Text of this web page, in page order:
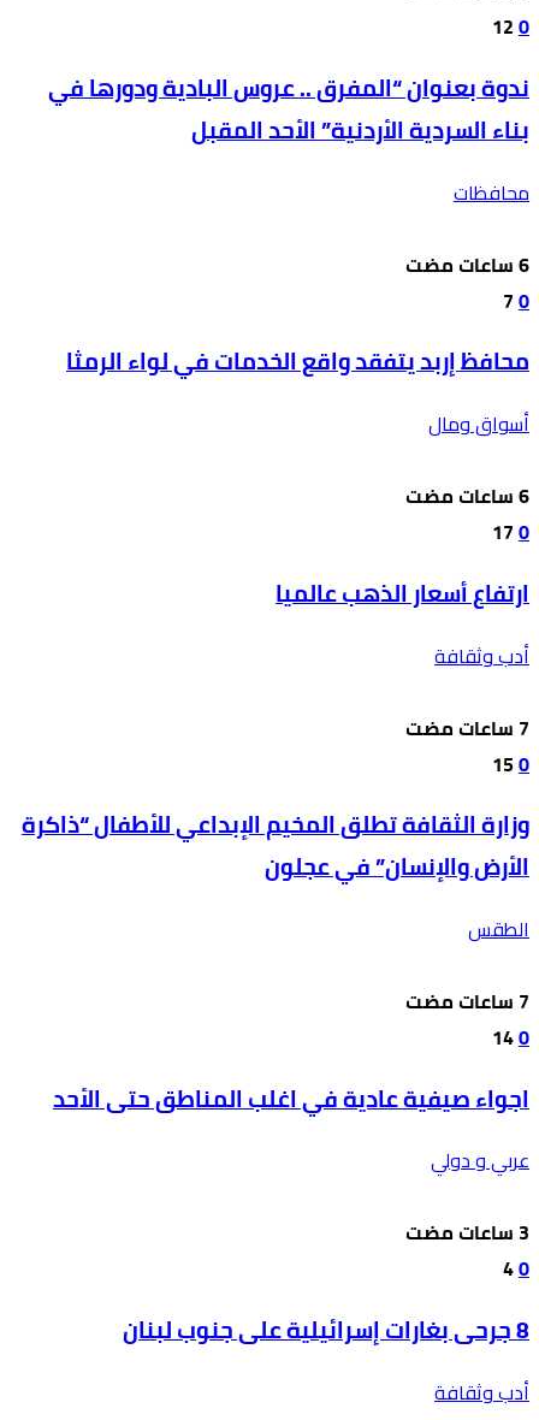
0
12
ندوة بعنوان “المفرق .. عروس البادية ودورها في
بناء السردية الأردنية” الأحد المقبل
محافظات
0
7
محافظ إربد يتفقد واقع الخدمات في لواء الرمثا
أسواق ومال
0
17
ارتفاع أسعار الذهب عالميا
أدب وثقافة
0
15
وزارة الثقافة تطلق المخيم الإبداعي للأطفال “ذاكرة
الأرض والإنسان” في عجلون
الطقس
0
14
اجواء صيفية عادية في اغلب المناطق حتى الأحد
عربي و دولي
0
4
8 جرحى بغارات إسرائيلية على جنوب لبنان
أدب وثقافة